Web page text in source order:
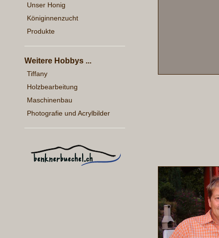
Unser Honig
Königinnenzucht
Produkte
Weitere Hobbys ...
Tiffany
Holzbearbeitung
Maschinenbau
Photografie und Acrylbilder